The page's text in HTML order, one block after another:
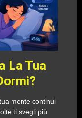
La Tua
mente continui
ti svegli più